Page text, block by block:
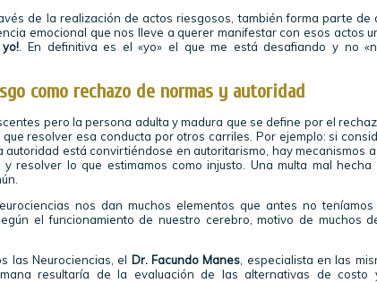
de la realización de actos riesgosos, también forma parte de
emocional que nos lleve a querer manifestar con esos actos
. En definitiva es el «yo» el que me está desafiando y no
como rechazo de normas y autoridad
pero la persona adulta y madura que se define por el
resolver esa conducta por otros carriles. Por ejemplo: si
autoridad está convirtiéndose en autoritarismo, hay mecanismos
resolver lo que estimamos como injusto. Una multa mal
nos dan muchos elementos que antes no
el funcionamiento de nuestro cerebro, motivo de muchos
las Neurociencias, el Dr. Facundo Manes , especialista en las
resultaría de la evaluación de las alternativas de costo